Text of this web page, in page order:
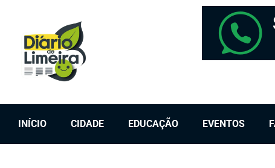
INÍCIO CIDADE EDUCAÇÃO EVENTOS